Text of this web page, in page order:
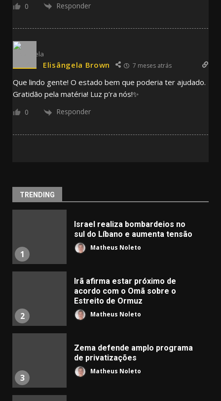
0 Responder
Elisângela Brown 7 meses atrás
Que lindo gente! O estado bem que poderia ter ajudado.
Gratidão pela matéria! Luz p’ra nós!✨
0 Responder
TRENDING
1
Israel realiza bombardeios no
sul do Líbano e aumenta tensão
Matheus Noleto
2
Irã afirma estar próximo de
acordo com o Omã sobre o
Estreito de Ormuz
Matheus Noleto
3
Zema defende amplo programa
de privatizações
Matheus Noleto